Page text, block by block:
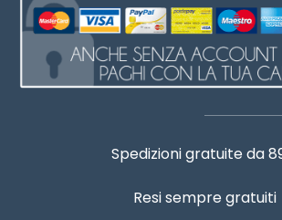
Spedizioni gratuite da
Resi sempre gratuiti